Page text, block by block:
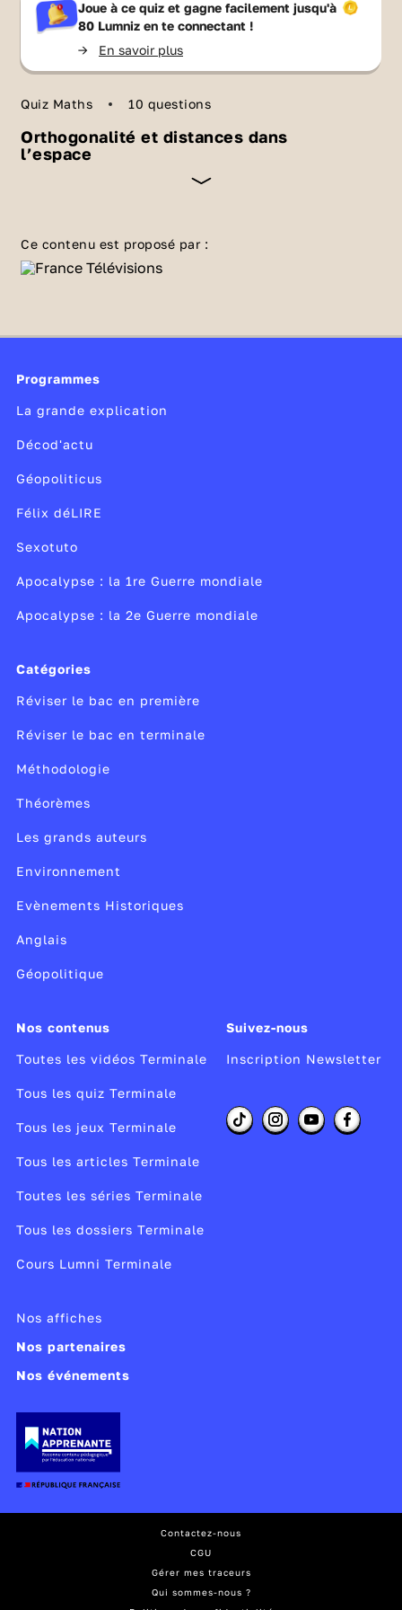
Joue à ce quiz et gagne facilement jusqu'à
80 Lumniz en te connectant !
-> En savoir plus
Quiz Maths 10 questions
Orthogonalité et distances dans
l’espace
Etats-Unis, ont choisi d’adopter un système
complexe de quadrillages pour dessiner leurs
dessus, à une gigantesque grille de mots
les rues, on peut apercevoir des buildings de
toutes tailles et de toutes formes. Mais
à ces immenses bâtiments dans l’espace ?
Testez vos connaissances sur l'
Ce contenu est proposé par :
Programmes
La grande explication
Décod'actu
Géopoliticus
Félix déLIRE
Sexotuto
Apocalypse : la 1re Guerre mondiale
Apocalypse : la 2e Guerre mondiale
Catégories
Réviser le bac en première
Réviser le bac en terminale
Méthodologie
Théorèmes
Les grands auteurs
Environnement
Evènements Historiques
Anglais
Géopolitique
Nos contenus
Toutes les vidéos Terminale
Tous les quiz Terminale
Tous les jeux Terminale
Tous les articles Terminale
Toutes les séries Terminale
Tous les dossiers Terminale
Cours Lumni Terminale
Suivez-nous
Inscription Newsletter
Nos affiches
Nos partenaires
Nos événements
Contactez-nous
CGU
Gérer mes traceurs
Qui sommes-nous ?